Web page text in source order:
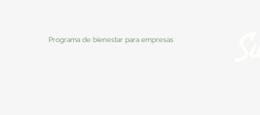
Programa de bienestar para empresas